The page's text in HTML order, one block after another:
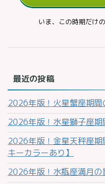
いま、この時期だけ
最近の投稿
2026年版！火星蟹座期間
2026年版！水星獅子座期
2026年版！金星天秤座期
キーカラーあり】
2026年版！水瓶座満月の